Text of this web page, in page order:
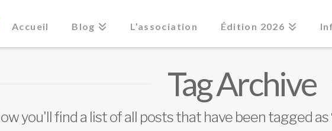
Accueil Blog L’association Édition 2026
Tag Archive
you'll find a list of all posts that have been tagged as